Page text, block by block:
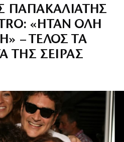
ΠΑΠΑΚΑΛΙΑΤΗΣ
«ΗΤΑΝ ΟΛΗ
– ΤΕΛΟΣ ΤΑ
ΤΗΣ ΣΕΙΡΑΣ